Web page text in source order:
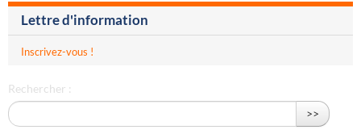
Lettre d'information
Inscrivez-vous !
Rechercher :
>>